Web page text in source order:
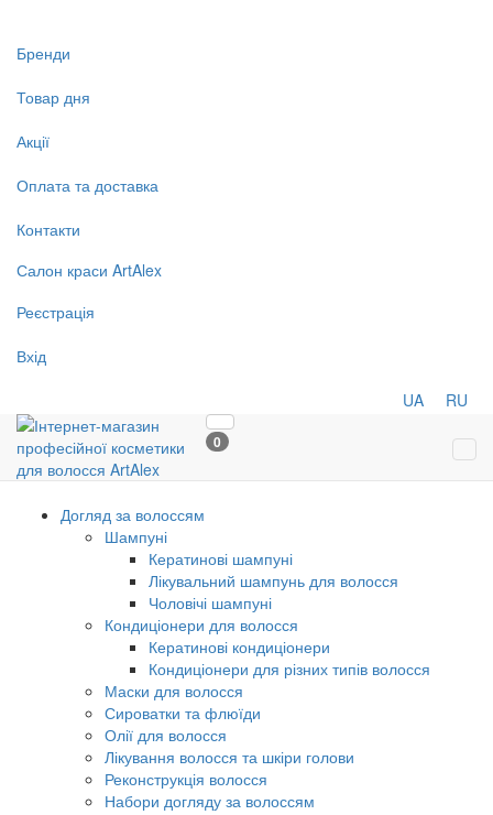
Бренди
Товар дня
Акції
Оплата та доставка
Контакти
Салон краси ArtAlex
Реєстрація
Вхід
UA RU
0
Догляд за волоссям
Шампуні
Кератинові шампуні
Лікувальний шампунь для волосся
Чоловічі шампуні
Кондиціонери для волосся
Кератинові кондиціонери
Кондиціонери для різних типів волосся
Маски для волосся
Сироватки та флюїди
Олії для волосся
Лікування волосся та шкіри голови
Реконструкція волосся
Набори догляду за волоссям